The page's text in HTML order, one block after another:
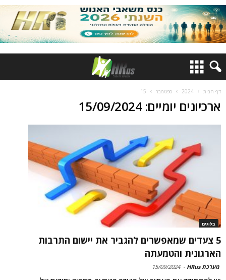
דף הבית 2024 ספטמבר 15
ארכיונים יומיים: 15/09/2024
בלוגים
5 צעדים שמאפשרים להגביר את יישום התרבות
הארגונית והטמעתה
מערכת HRus -
15/09/2024